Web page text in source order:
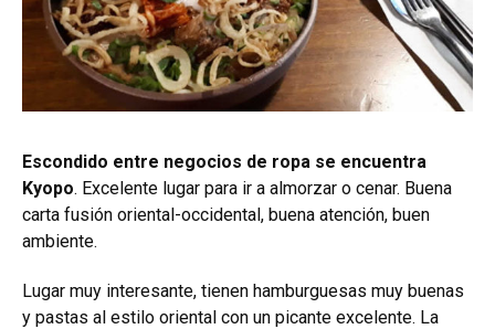
Escondido entre negocios de ropa se encuentra
Kyopo. Excelente lugar para ir a almorzar o cenar. Buena
carta fusión oriental-occidental, buena atención, buen
ambiente.
Lugar muy interesante, tienen hamburguesas muy buenas
y pastas al estilo oriental con un picante excelente. La